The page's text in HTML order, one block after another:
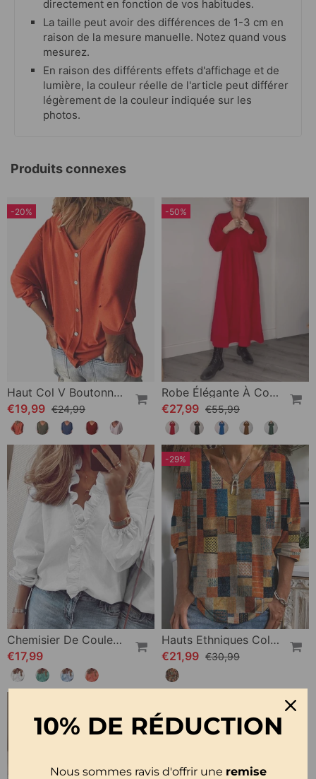
directement en fonction de vos habitudes.
La taille peut avoir des différences de 1-3 cm en
raison de la mesure manuelle. Notez quand vous
mesurez.
En raison des différents effets d'affichage et de
lumière, la couleur réelle de l'article peut différer
légèrement de la couleur indiquée sur les
photos.
Produits connexes
-20%
Haut Col V Boutonné Dos Manches 3/4
€19,99 €24,99
-50%
Robe Élégante À Col En V Et Manches Longues
€27,99 €55,99
Chemisier De Couleur Unie À Manches Bouffantes
€17,99
-29%
Hauts Ethniques Colorés
€21,99 €30,99
10% DE RÉDUCTION
Nous sommes ravis d'offrir une remise